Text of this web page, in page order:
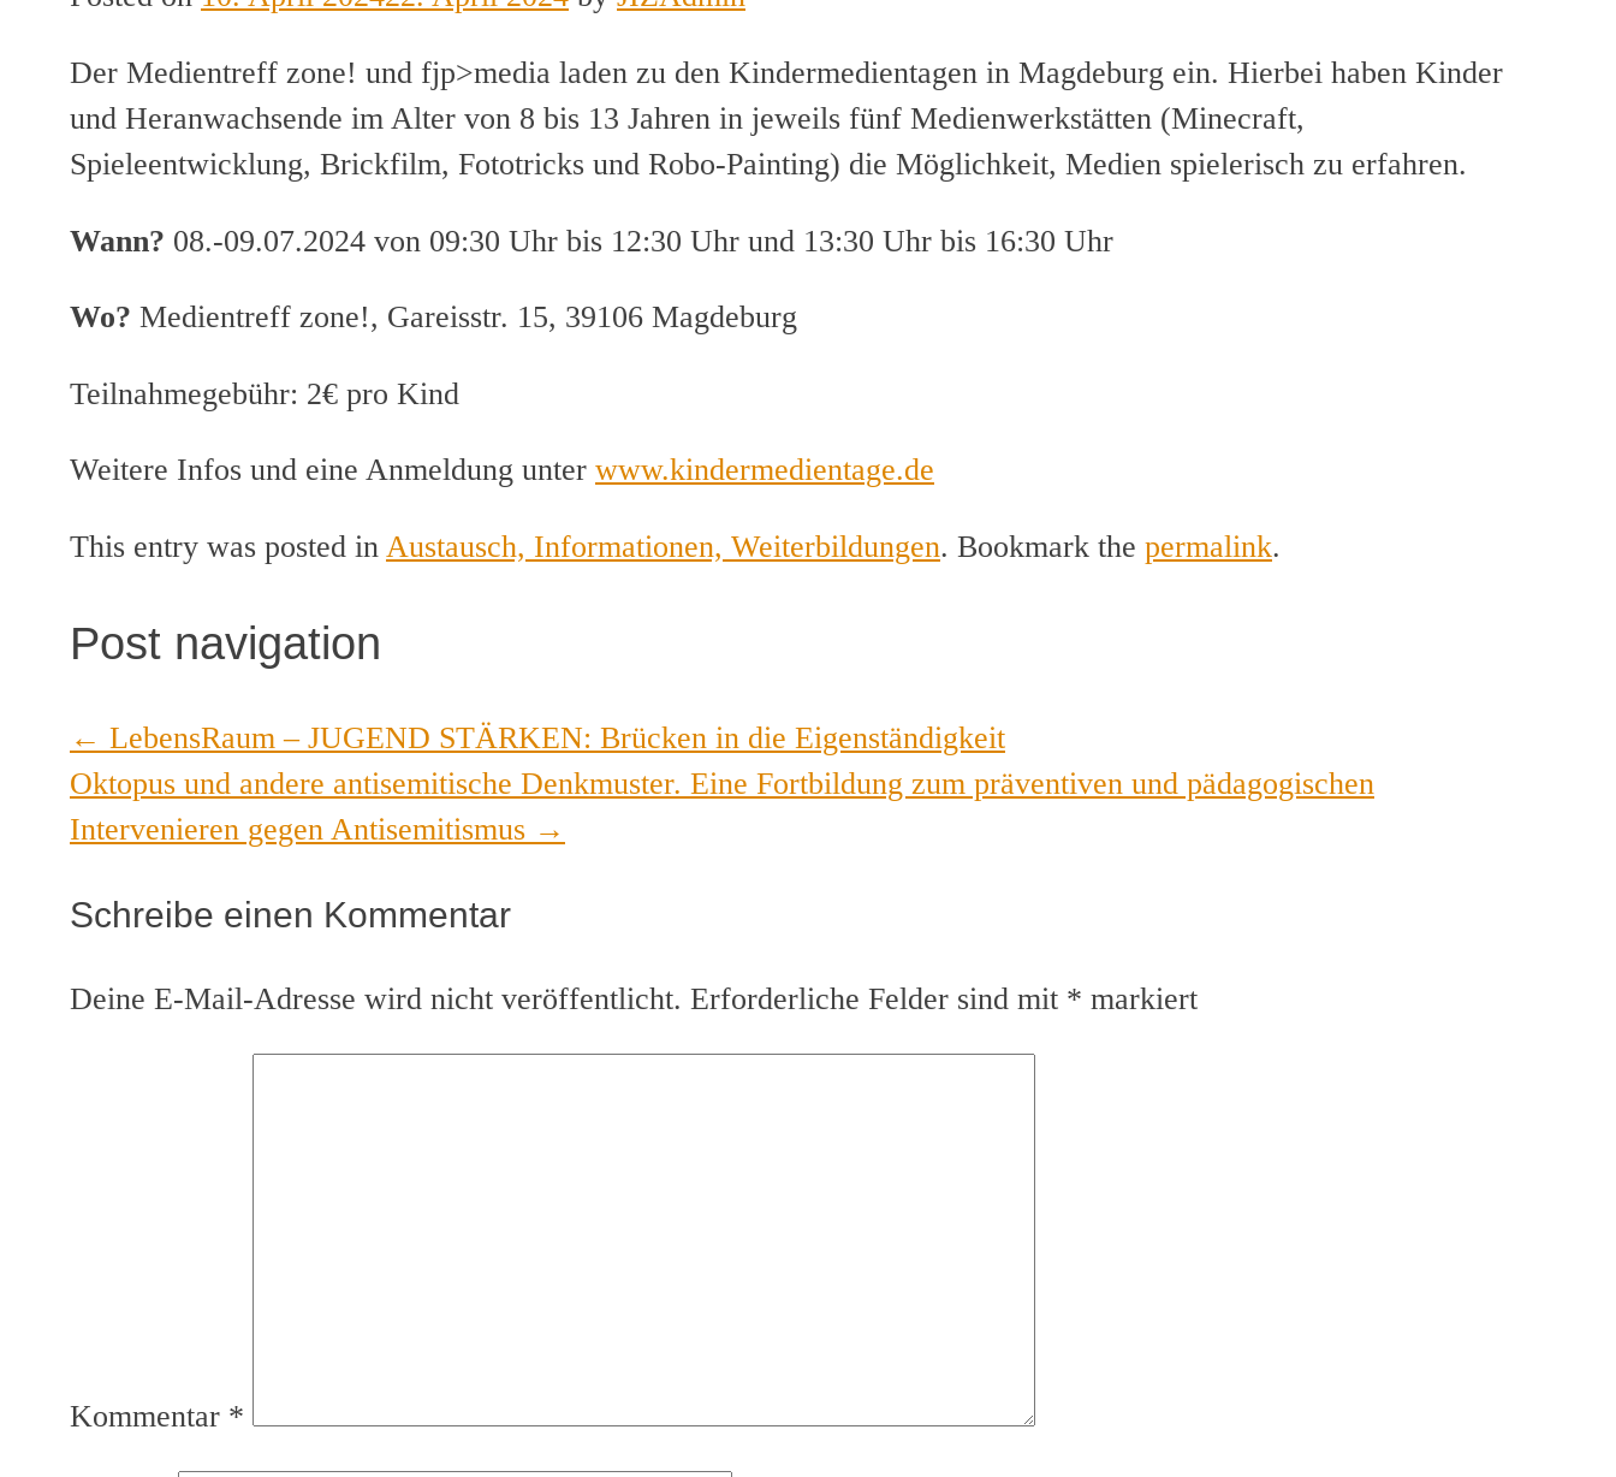
Der Medientreff zone! und fjp>media laden zu den Kindermedientagen in Magdeburg ein. Hierbei haben Kinder
und Heranwachsende im Alter von 8 bis 13 Jahren in jeweils fünf Medienwerkstätten (Minecraft,
Spieleentwicklung, Brickfilm, Fototricks und Robo-Painting) die Möglichkeit, Medien spielerisch zu erfahren.
Wann? 08.-09.07.2024 von 09:30 Uhr bis 12:30 Uhr und 13:30 Uhr bis 16:30 Uhr
Wo? Medientreff zone!, Gareisstr. 15, 39106 Magdeburg
Teilnahmegebühr: 2€ pro Kind
Weitere Infos und eine Anmeldung unter www.kindermedientage.de
This entry was posted in Austausch, Informationen, Weiterbildungen. Bookmark the permalink.
Post navigation
← LebensRaum – JUGEND STÄRKEN: Brücken in die Eigenständigkeit
Oktopus und andere antisemitische Denkmuster. Eine Fortbildung zum präventiven und pädagogischen
Intervenieren gegen Antisemitismus →
Schreibe einen Kommentar
Deine E-Mail-Adresse wird nicht veröffentlicht. Erforderliche Felder sind mit * markiert
Kommentar *